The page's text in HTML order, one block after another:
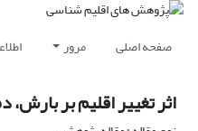
صفحه اصلی مرور
اثر تغییر اقلیم بر